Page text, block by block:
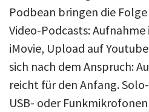
Podbean bringen die
Video-Podcasts:
iMovie, Upload auf
sich nach dem Anspruch:
reicht für den Anfang.
USB- oder